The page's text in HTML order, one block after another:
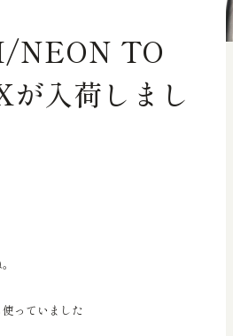
NEON TO
入荷しまし
っていました